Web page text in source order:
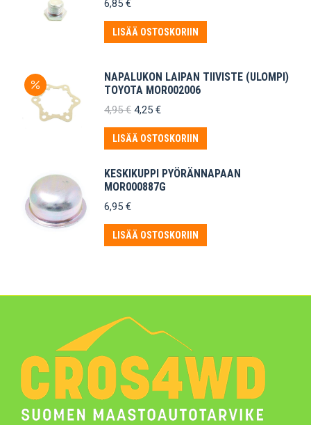
6,85 €
LISÄÄ OSTOSKORIIN
NAPALUKON LAIPAN TIIVISTE (ULOMPI)
TOYOTA MOR002006
4,95€ Alkuperäinen
oli:
4,95 €.
4,25 €Nykyinen
on:
4,25 €.
LISÄÄ OSTOSKORIIN
KESKIKUPPI PYÖRÄNNAPAAN
MOR000887G
6,95 €
LISÄÄ OSTOSKORIIN